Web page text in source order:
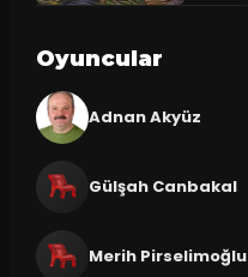
Oyuncular
Adnan Akyüz
Gülşah Canbakal
Merih Pirselimoğlu